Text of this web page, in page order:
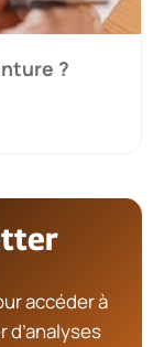
?
accéder à